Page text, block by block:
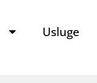
Usluge